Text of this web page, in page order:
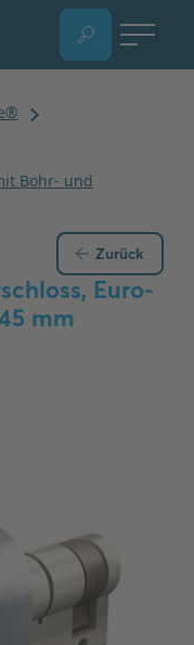
Zurück
Euro-
mm